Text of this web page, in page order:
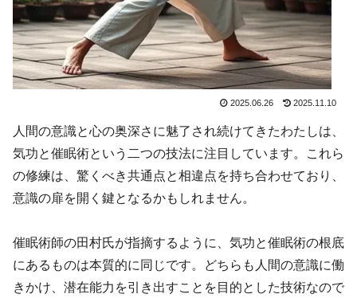
2025.06.26 2025.11.10
人間の意識と心の奥深さに魅了され続けてきたわたしは、
気功と催眠術という二つの技法に注目しています。これら
の修練は、驚くべき共通点と相違点を持ち合わせており、
意識の扉を開く鍵となるかもしれません。
催眠術師の田村氏が指摘するように、気功と催眠術の根底
にあるものは本質的に同じです。どちらも人間の意識に働
きかけ、潜在能力を引き出すことを目的とした技術なので